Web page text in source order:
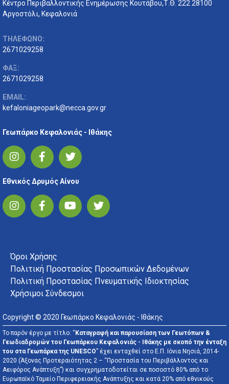
Κέντρο Περιβαλλοντικής Ενημέρωσης Κουτάβου,Τ.Θ. 222 28100
Αργοστόλι, Κεφαλονιά
ΤΗΛΕΦΩΝΟ:
2671029258
ΦΑΞ:
2671029258
EMAIL:
kefaloniageopark@necca.gov.gr
Γεωπάρκο Κεφαλονιάς - Ιθάκης
Εθνικός Δρυμός Αίνου
FOOTER MENU
Όροι Χρήσης
Πολιτική Προστασίας Προσωπικών Δεδομένων
Πολιτική Προστασίας Πνευματικής Ιδιοκτησίας
Χρήσιμοι Σύνδεσμοι
Copyright © 2020 Γεωπάρκο Κεφαλονιάς - Ιθάκης
Το παρόν έργο με τίτλο: “ Καταγραφή και παρουσίαση των Γεωτόπων &
Γεωδιαδρομών του Γεωπάρκου Κεφαλονιάς - Ιθάκης με σκοπό την ένταξη
του στα Γεωπάρκα της UNESCO” έχει ενταχθεί στο Ε.Π. Ιόνια Νησιά, 2014-
2020 (Άξονας Προτεραιότητας 2 – “Προστασία του Περιβάλλοντος και
Αειφόρος Ανάπτυξη”) και συγχρηματοδοτείται σε ποσοστό 80% από το
Ευρωπαϊκό Ταμείο Περιφερειακής Ανάπτυξης και κατά 20% από εθνικούς